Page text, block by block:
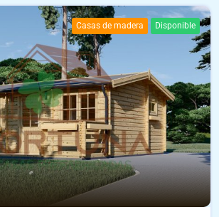
Casas de madera Disponible